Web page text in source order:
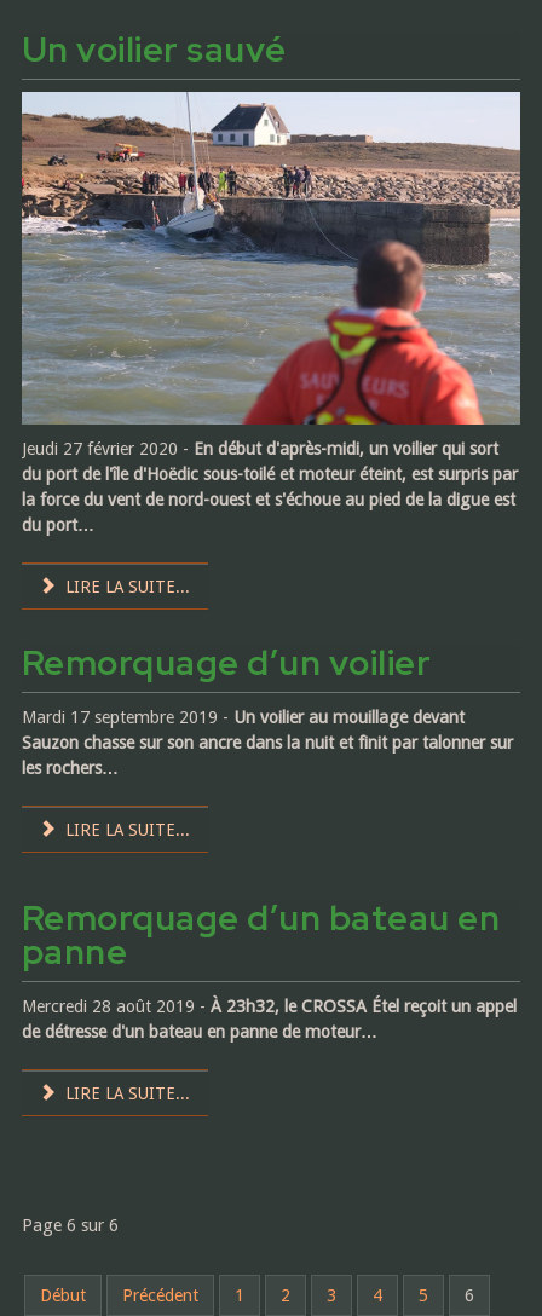
Un voilier sauvé
Jeudi 27 février 2020 - En début d'après-midi, un voilier qui sort
du port de l'île d'Hoëdic sous-toilé et moteur éteint, est surpris par
la force du vent de nord-ouest et s'échoue au pied de la digue est
du port…
LIRE LA SUITE...
Remorquage d’un voilier
Mardi 17 septembre 2019 - Un voilier au mouillage devant
Sauzon chasse sur son ancre dans la nuit et finit par talonner sur
les rochers…
LIRE LA SUITE...
Remorquage d’un bateau en
panne
Mercredi 28 août 2019 - À 23h32, le CROSSA Étel reçoit un appel
de détresse d'un bateau en panne de moteur…
LIRE LA SUITE...
Page 6 sur 6
Début Précédent 1 2 3 4 5 6